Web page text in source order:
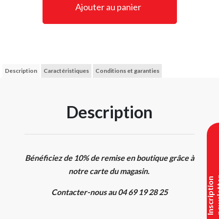
I
n
s
c
r
i
p
t
i
o
n
n
e
w
s
l
e
t
t
e
Ajouter au panier
Description Caractéristiques Conditions et garanties
Description
Bénéficiez de 10% de remise en boutique grâce à
notre carte du magasin.
Contacter-nous au 04 69 19 28 25